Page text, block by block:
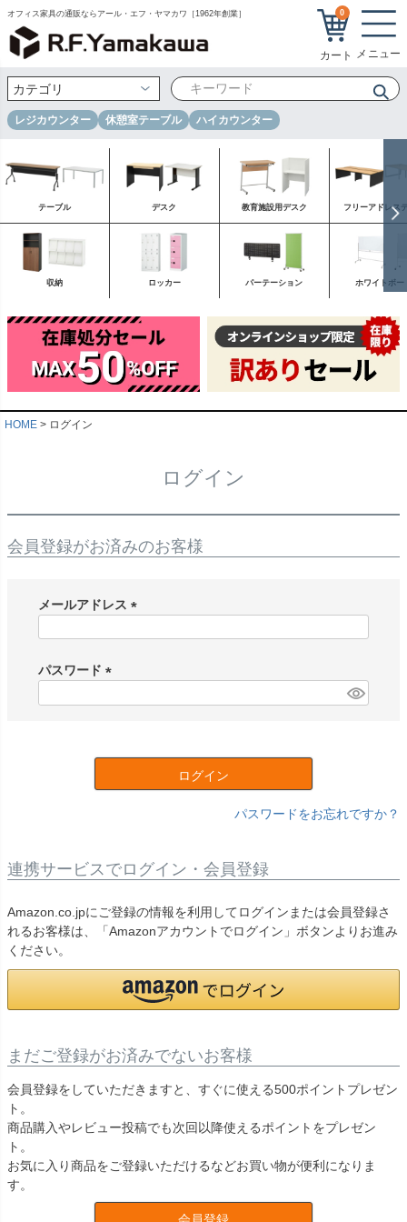
オフィス家具の通販ならアール・エフ・ヤマカワ［1962年創業］ 0
レジカウンター 休憩室テーブル ハイカウンター
テーブル デスク 教育施設用デスク フリーアドレス
収納 ロッカー パーテーション ホワイトボー
HOME ログイン
ログイン
会員登録がお済みのお客様
メールアドレス
)
パスワード
ログイン
パスワードをお忘れですか？
連携サービスでログイン・会員登録
Amazon.co.jpにご登録の情報を利用してログインまたは会員登録さ
れるお客様は、「Amazonアカウントでログイン」ボタンよりお進み
ください。
まだご登録がお済みでないお客様
会員登録をしていただきますと、すぐに使える500ポイントプレゼン
ト。
商品購入やレビュー投稿でも次回以降使えるポイントをプレゼン
ト。
お気に入り商品をご登録いただけるなどお買い物が便利になりま
す。